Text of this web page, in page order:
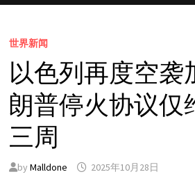
世界新闻
以色列再度空袭
朗普停火协议仅
三周
by Malldone 2025年10月28日